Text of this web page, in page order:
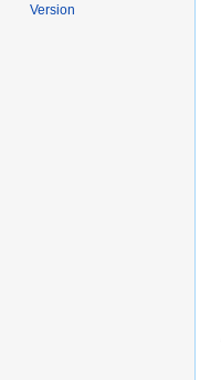
Version